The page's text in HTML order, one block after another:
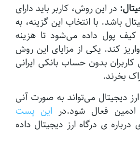
در این روش، کاربر باید دارای
باشد. با انتخاب این گزینه، به
پول داده می‌شود تا هزینه
کند. یکی از مزایای این روش
بدون حساب بانکی ایرانی
بخرند.
دیجیتال می‌تواند به صورت آنی
ادمین فعال شود.در این پست
ی درگاه ارز دیجیتال داده